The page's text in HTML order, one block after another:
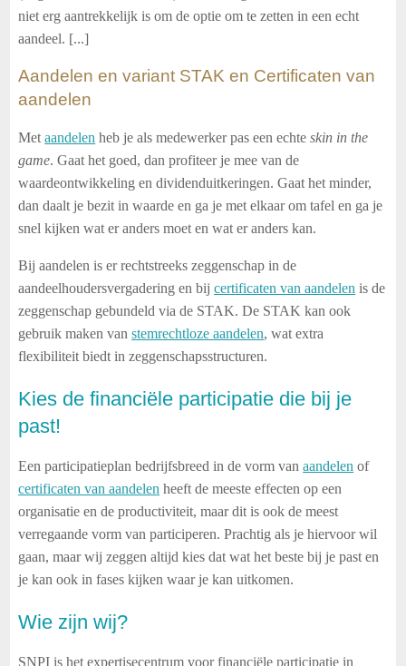
niet erg aantrekkelijk is om de optie om te zetten in een echt
aandeel. [...]
Aandelen en variant STAK en Certificaten van
aandelen
Metaandelen heb je als medewerker pas een echteskin in the
game. Gaat het goed, dan profiteer je mee van de
waardeontwikkeling en dividenduitkeringen. Gaat het minder,
dan daalt je bezit in waarde en ga je met elkaar om tafel en ga je
snel kijken wat er anders moet en wat er anders kan.
Bij aandelen is er rechtstreeks zeggenschap in de
aandeelhoudersvergadering en bijcertificaten van aandelen is de
zeggenschap gebundeld via de STAK. De STAK kan ook
gebruik maken vanstemrechtloze aandelen, wat extra
flexibiliteit biedt in zeggenschapsstructuren.
Kies de financiële participatie die bij je
past!
Een participatieplan bedrijfsbreed in de vorm vanaandelen of
certificaten van aandelen heeft de meeste effecten op een
organisatie en de productiviteit, maar dit is ook de meest
verregaande vorm van participeren. Prachtig als je hiervoor wil
gaan, maar wij zeggen altijd kies dat wat het beste bij je past en
je kan ook in fases kijken waar je kan uitkomen.
Wie zijn wij?
SNPI is het expertisecentrum voor financiële participatie in